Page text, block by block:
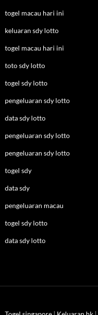
togel macau hari ini
keluaran sdy lotto
togel macau hari ini
toto sdy lotto
togel sdy lotto
pengeluaran sdy lotto
data sdy lotto
pengeluaran sdy lotto
pengeluaran sdy lotto
togel sdy
data sdy
pengeluaran macau
togel sdy lotto
data sdy lotto